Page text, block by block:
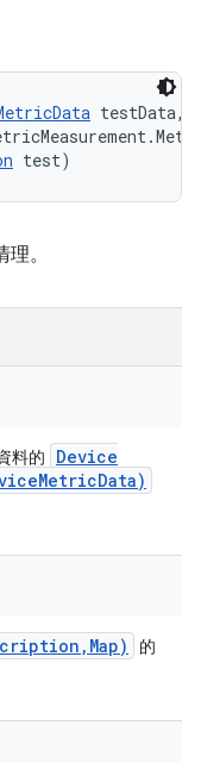
testData,
test)
。
料的
Device
MetricData)
, Map)
的